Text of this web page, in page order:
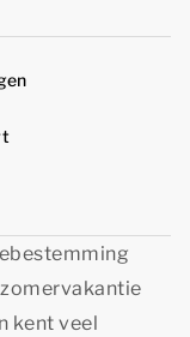
kent veel